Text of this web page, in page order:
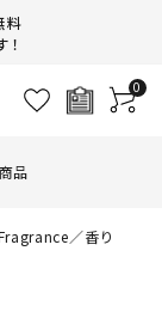
料
0
品
／香り